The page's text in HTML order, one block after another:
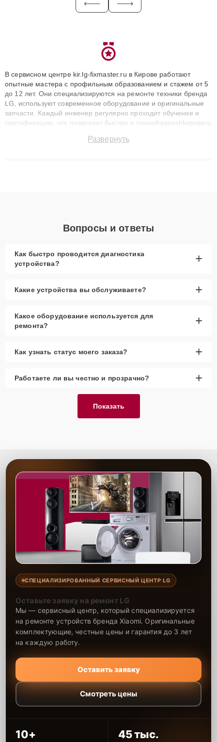
В сервисном центре kir.lg-fixmaster.ru в Кирове работают
опытные мастера с профильным образованием и стажем от 5
до 12 лет. Они специализируются на ремонте техники бренда
LG, используют современное оборудование и оригинальные
запчасти. Каждый инженер регулярно проходит обучение и
сертификацию, что позволяет быстро и точноdiagnostikировать
до 3 лет. Наши мастера решают сложные случаи: от замены
Развернуть
Вопросы и ответы
Как быстро проводится диагностика
устройства?
+
Какие устройства вы обслуживаете? +
Какое оборудование используется для
ремонта?
+
Как узнать статус моего заказа? +
Работаете ли вы честно и прозрачно? +
Показать
СПЕЦИАЛИЗИРОВАННЫЙ СЕРВИСНЫЙ ЦЕНТР LG
Оставьте заявку на ремонт LG
Мы — сервисный центр, который специализируется
на ремонте устройств бренда Xiaomi. Оригинальные
комплектующие, честные цены и гарантия до 3 лет
на каждую работу.
Оставить заявку
Смотреть цены
10+ 45 тыс.